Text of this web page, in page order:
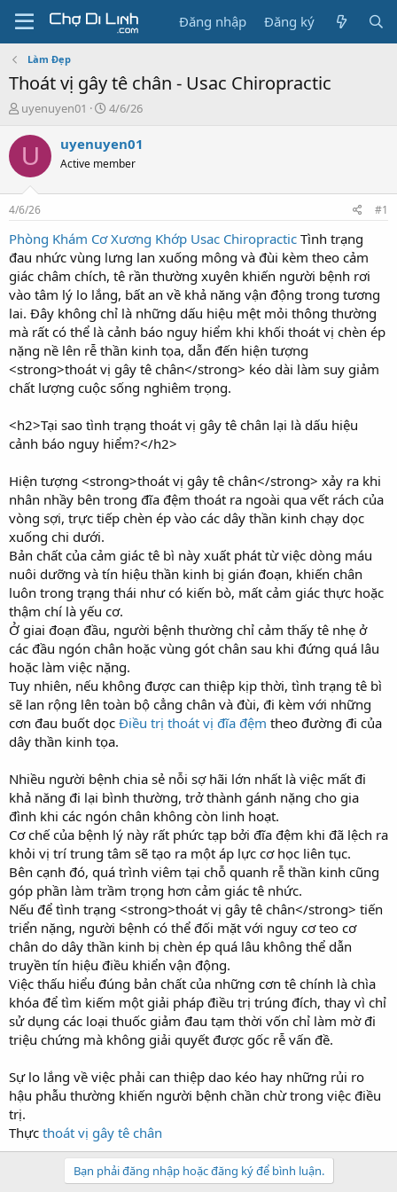
Đăng nhập Đăng ký
Làm Đẹp
Thoát vị gây tê chân - Usac Chiropractic
T
r
a
s
t
a
t
e
r
uyenuyen01
N
à
g
4/6/26
U uyenuyen01
Active member
4/6/26 #1
Phòng Khám Cơ Xương Khớp Usac Chiropractic Tình trạng
đau nhức vùng lưng lan xuống mông và đùi kèm theo cảm
giác châm chích, tê rần thường xuyên khiến người bệnh rơi
vào tâm lý lo lắng, bất an về khả năng vận động trong tương
lai. Đây không chỉ là những dấu hiệu mệt mỏi thông thường
mà rất có thể là cảnh báo nguy hiểm khi khối thoát vị chèn ép
nặng nề lên rễ thần kinh tọa, dẫn đến hiện tượng
<strong>thoát vị gây tê chân</strong> kéo dài làm suy giảm
chất lượng cuộc sống nghiêm trọng.
<h2>Tại sao tình trạng thoát vị gây tê chân lại là dấu hiệu
cảnh báo nguy hiểm?</h2>
Hiện tượng <strong>thoát vị gây tê chân</strong> xảy ra khi
nhân nhầy bên trong đĩa đệm thoát ra ngoài qua vết rách của
vòng sợi, trực tiếp chèn ép vào các dây thần kinh chạy dọc
xuống chi dưới.
Bản chất của cảm giác tê bì này xuất phát từ việc dòng máu
nuôi dưỡng và tín hiệu thần kinh bị gián đoạn, khiến chân
luôn trong trạng thái như có kiến bò, mất cảm giác thực hoặc
thậm chí là yếu cơ.
Ở giai đoạn đầu, người bệnh thường chỉ cảm thấy tê nhẹ ở
các đầu ngón chân hoặc vùng gót chân sau khi đứng quá lâu
hoặc làm việc nặng.
Tuy nhiên, nếu không được can thiệp kịp thời, tình trạng tê bì
sẽ lan rộng lên toàn bộ cẳng chân và đùi, đi kèm với những
cơn đau buốt dọc Điều trị thoát vị đĩa đệm theo đường đi của
dây thần kinh tọa.
Nhiều người bệnh chia sẻ nỗi sợ hãi lớn nhất là việc mất đi
khả năng đi lại bình thường, trở thành gánh nặng cho gia
đình khi các ngón chân không còn linh hoạt.
Cơ chế của bệnh lý này rất phức tạp bởi đĩa đệm khi đã lệch ra
khỏi vị trí trung tâm sẽ tạo ra một áp lực cơ học liên tục.
Bên cạnh đó, quá trình viêm tại chỗ quanh rễ thần kinh cũng
góp phần làm trầm trọng hơn cảm giác tê nhức.
Nếu để tình trạng <strong>thoát vị gây tê chân</strong> tiến
triển nặng, người bệnh có thể đối mặt với nguy cơ teo cơ
chân do dây thần kinh bị chèn ép quá lâu không thể dẫn
truyền tín hiệu điều khiển vận động.
Việc thấu hiểu đúng bản chất của những cơn tê chính là chìa
khóa để tìm kiếm một giải pháp điều trị trúng đích, thay vì chỉ
sử dụng các loại thuốc giảm đau tạm thời vốn chỉ làm mờ đi
triệu chứng mà không giải quyết được gốc rễ vấn đề.
Sự lo lắng về việc phải can thiệp dao kéo hay những rủi ro
hậu phẫu thường khiến người bệnh chần chừ trong việc điều
trị.
Thực thoát vị gây tê chân
Bạn phải đăng nhập hoặc đăng ký để bình luận.